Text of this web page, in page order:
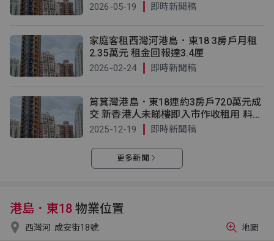
2026-05-19 即時新聞稿
家庭客租西灣河港島．東18 3房戶月租
2.35萬元 租金回報達3.4厘
2026-02-24 即時新聞稿
筲箕灣港島．東18連約3房戶720萬元成
交 新香港人未睇樓即入市作收租用 料享
3.75厘租金回報
2025-12-19 即時新聞稿
更多新聞
港島．東18 物業位置
 西灣河 成安街18號 地圖